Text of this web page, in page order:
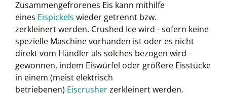
Zusammengefrorenes Eis kann mithilfe
eines Eispickels wieder getrennt bzw.
zerkleinert werden. Crushed Ice wird - sofern keine
spezielle Maschine vorhanden ist oder es nicht
direkt vom Händler als solches bezogen wird -
gewonnen, indem Eiswürfel oder größere Eisstücke
in einem (meist elektrisch
betriebenen) Eiscrusherzerkleinert werden.